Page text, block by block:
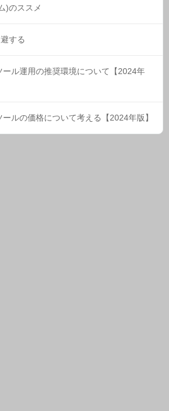
)のススメ
する
ール運用の推奨環境について【2024年
ールの価格について考える【2024年版】